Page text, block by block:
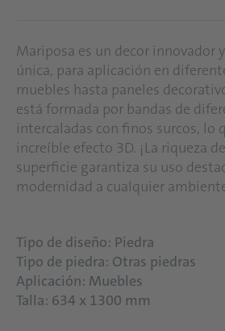
Mariposa es un decor innovador
única, para aplicación en
muebles hasta paneles
está formada por bandas de
intercaladas con finos surcos, lo
increíble efecto 3D. ¡La riqueza
superficie garantiza su uso
modernidad a cualquier
Tipo de diseño: Piedra
Tipo de piedra: Otras piedras
Aplicación: Muebles
Talla: 634 x 1300 mm